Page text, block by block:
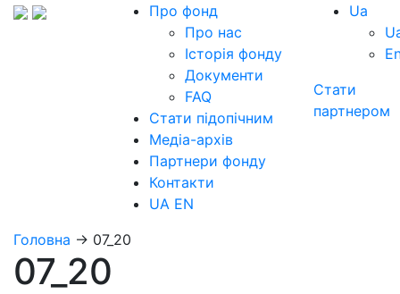
Про фонд
Про нас
Історія фонду
Документи
FAQ
Стати підопічним
Медіа-архів
Партнери фонду
Контакти
UA EN
Ua
Стати
партнером
Головна → 07_20
07_20